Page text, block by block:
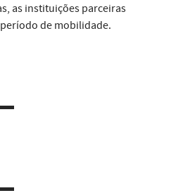
as instituições parceiras
de mobilidade.